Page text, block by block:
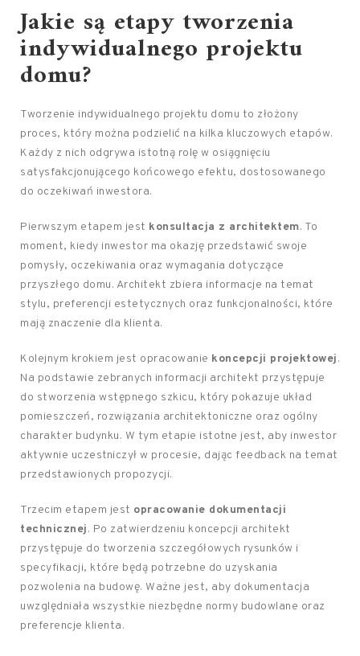
Jakie są etapy tworzenia
indywidualnego projektu
domu?
Tworzenie indywidualnego projektu domu to złożony
proces, który można podzielić na kilka kluczowych etapów.
Każdy z nich odgrywa istotną rolę w osiągnięciu
satysfakcjonującego końcowego efektu, dostosowanego
do oczekiwań inwestora.
Pierwszym etapem jest konsultacja z architektem. To
moment, kiedy inwestor ma okazję przedstawić swoje
pomysły, oczekiwania oraz wymagania dotyczące
przyszłego domu. Architekt zbiera informacje na temat
stylu, preferencji estetycznych oraz funkcjonalności, które
mają znaczenie dla klienta.
Kolejnym krokiem jest opracowanie koncepcji projektowej.
Na podstawie zebranych informacji architekt przystępuje
do stworzenia wstępnego szkicu, który pokazuje układ
pomieszczeń, rozwiązania architektoniczne oraz ogólny
charakter budynku. W tym etapie istotne jest, aby inwestor
aktywnie uczestniczył w procesie, dając feedback na temat
przedstawionych propozycji.
Trzecim etapem jest opracowanie dokumentacji
technicznej. Po zatwierdzeniu koncepcji architekt
przystępuje do tworzenia szczegółowych rysunków i
specyfikacji, które będą potrzebne do uzyskania
pozwolenia na budowę. Ważne jest, aby dokumentacja
uwzględniała wszystkie niezbędne normy budowlane oraz
preferencje klienta.